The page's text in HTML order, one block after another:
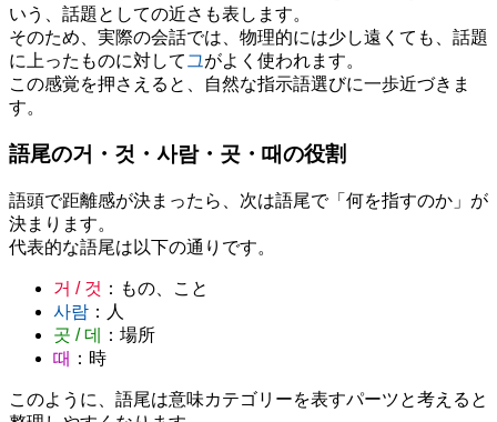
いう、話題としての近さも表します。
そのため、実際の会話では、物理的には少し遠くても、話題
に上ったものに対して 그がよく使われます。
この感覚を押さえると、自然な指示語選びに一歩近づきま
す。
語尾の거・것・사람・곳・때の役割
語頭で距離感が決まったら、次は語尾で「何を指すのか」が
決まります。
代表的な語尾は以下の通りです。
거 / 것 ：もの、こと
사람 ：人
곳 / 데
：場所
때 ：時
このように、語尾は意味カテゴリーを表すパーツと考えると